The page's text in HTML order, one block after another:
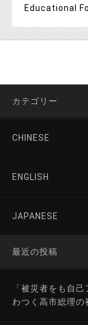
Educational
カテゴリー
CHINESE
ENGLISH
JAPANESE
最近の投稿
「被災者をも自
わつく高市総理の